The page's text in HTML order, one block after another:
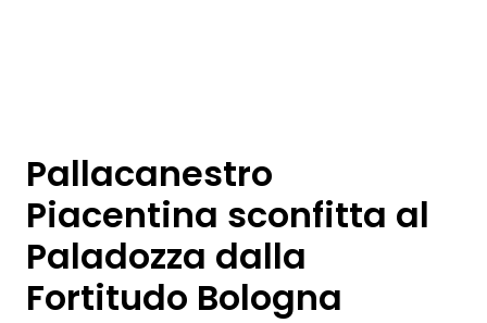
Pallacanestro
Piacentina sconfitta al
Paladozza dalla
Fortitudo Bologna